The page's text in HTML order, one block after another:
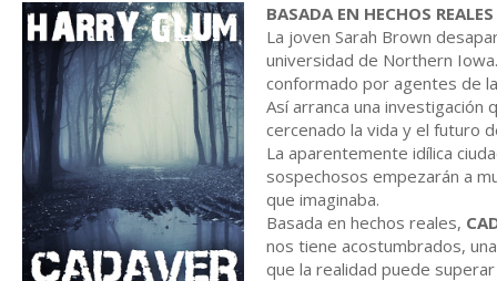
BASADA EN HECHOS REALES
La joven Sarah Brown
universidad de Northern
conformado por agentes de
Así arranca una
cercenado la vida y el futuro
La aparentemente idílica
sospechosos empezarán a
que imaginaba.
Basada en hechos reales,
nos tiene acostumbrados,
que la realidad puede